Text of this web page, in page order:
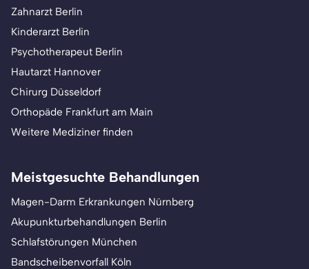
Zahnarzt Berlin
Kinderarzt Berlin
Psychotherapeut Berlin
Hautarzt Hannover
Chirurg Düsseldorf
Orthopäde Frankfurt am Main
Weitere Mediziner finden
Meistgesuchte Behandlungen
Magen-Darm Erkrankungen Nürnberg
Akupunkturbehandlungen Berlin
Schlafstörungen München
Bandscheibenvorfall Köln